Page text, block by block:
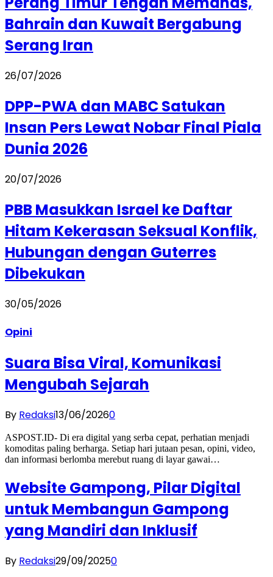
Bahrain dan Kuwait Bergabung
Serang Iran
26/07/2026
DPP-PWA dan MABC Satukan
Insan Pers Lewat Nobar Final Piala
Dunia 2026
20/07/2026
PBB Masukkan Israel ke Daftar
Hitam Kekerasan Seksual Konflik,
Hubungan dengan Guterres
Dibekukan
30/05/2026
Opini
Suara Bisa Viral, Komunikasi
Mengubah Sejarah
By Redaksi13/06/20260
ASPOST.ID- Di era digital yang serba cepat, perhatian menjadi
komoditas paling berharga. Setiap hari jutaan pesan, opini, video,
dan informasi berlomba merebut ruang di layar gawai…
Website Gampong, Pilar Digital
untuk Membangun Gampong
yang Mandiri dan Inklusif
By Redaksi29/09/20250